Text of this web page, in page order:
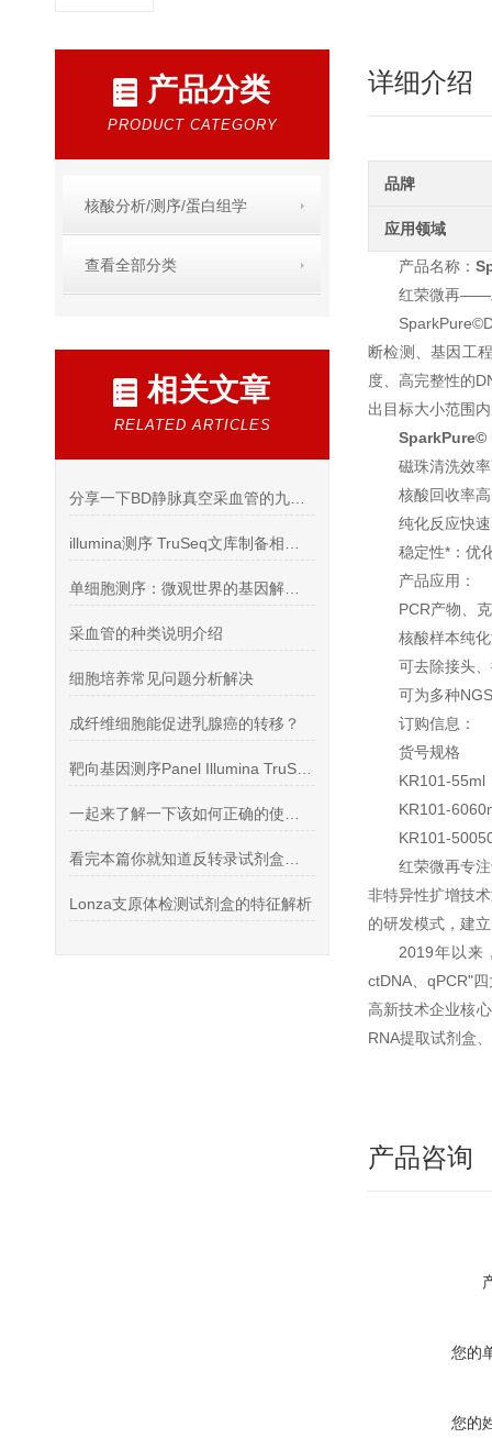
产品分类
PRODUCT CATEGORY
核酸分析/测序/蛋白组学
查看全部分类
相关文章
RELATED ARTICLES
采血管的种类说明介绍
细胞培养常见问题分析解决
成纤维细胞能促进乳腺癌的转移？
Lonza支原体检测试剂盒的特征解析
详细介绍
品牌
应用领域
产品名称：
红荣微再——
断检测、基因工
度、高完整性的
出目标大小范围
SparkPure©
磁珠清洗效
核酸回收率
纯化反应快
稳定性*：优
产品应用：
PCR产物、
核酸样本纯
可去除接头
可为多种
订购信息：
货号规格
KR101-
KR101-
KR101-
红荣微再专
非特异性扩增技
的研发模式，建
2019年以来
ctDNA、qPCR"
高新技术企业核
RNA提取试剂盒
产品咨询
您的
您的